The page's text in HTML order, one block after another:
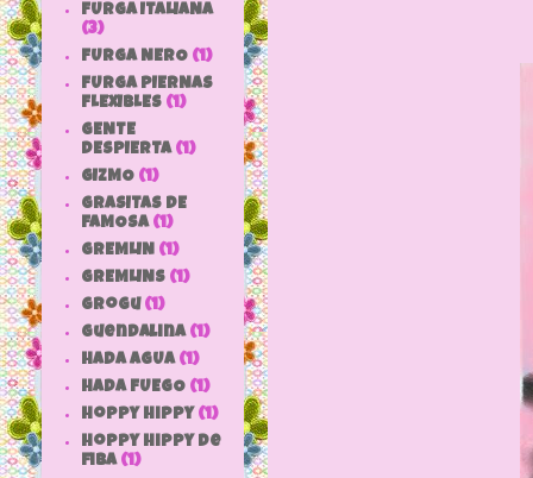
FURGA ITALIANA
(3)
FURGA NERO (1)
FURGA PIERNAS
FLEXIBLES (1)
GENTE
DESPIERTA (1)
GIZMO (1)
GRASITAS DE
FAMOSA (1)
GREMLIN (1)
GREMLINS (1)
grogu (1)
Guendalina (1)
HADA AGUA (1)
HADA FUEGO (1)
hoppy hippy (1)
hoppy hippy de
fiba (1)